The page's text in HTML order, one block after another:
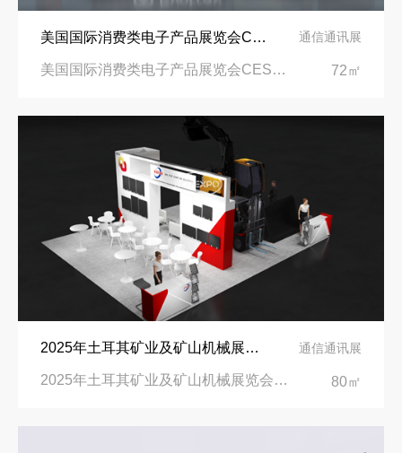
美国国际消费类电子产品展览会CES2026展台设计搭建公司 通信通讯展
美国国际消费类电子产品展览会CES2026|拉斯维加斯会议中心 72㎡
2025年土耳其矿业及矿山机械展览会展台设计搭建公司 通信通讯展
2025年土耳其矿业及矿山机械展览会（MINEX Izmir）|土耳其伊兹密尔会展中心 80㎡